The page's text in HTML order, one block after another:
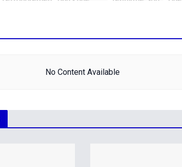
No Content Available